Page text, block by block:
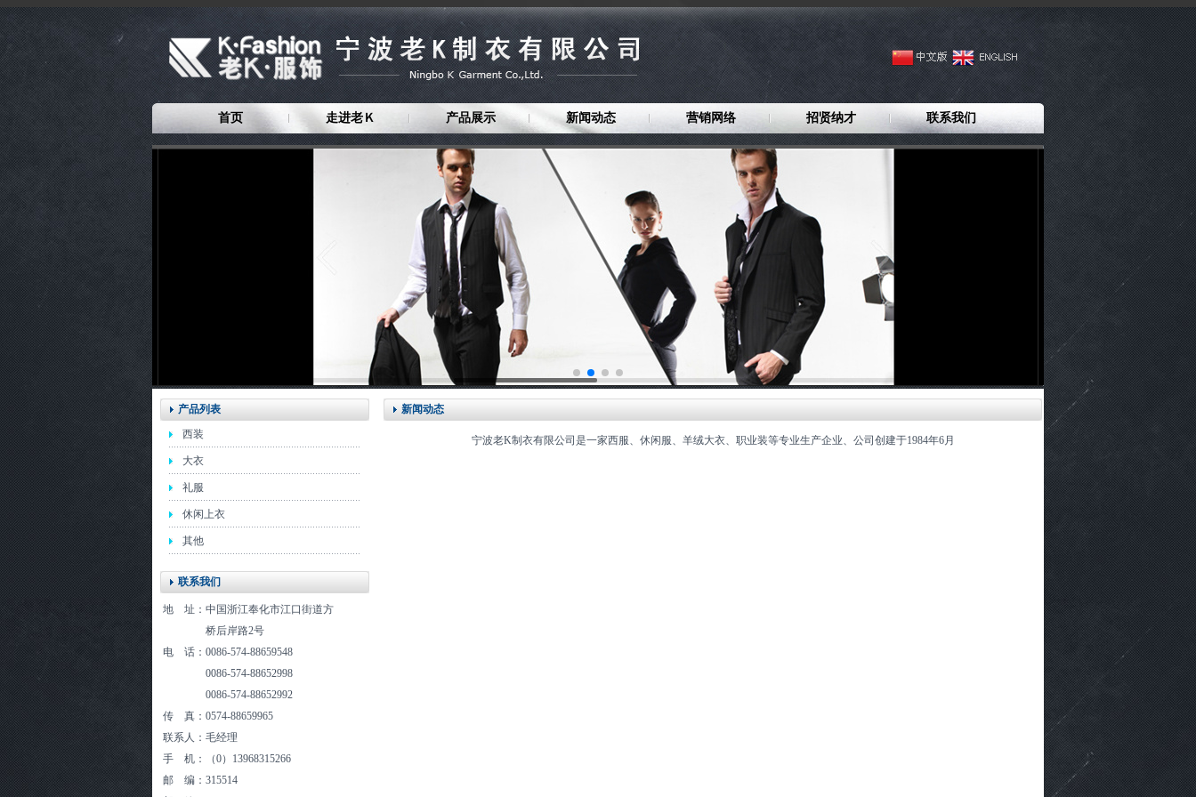
首页 走进老Ｋ 产品展示 新闻动态 营销网络 招贤纳才 联系我们
产品列表
西装
大衣
礼服
休闲上衣
其他
联系我们
地 址：中国浙江奉化市江口街道方
桥后岸路2号
电 话：0086-574-88659548
0086-574-88652998
0086-574-88652992
传 真：0574-88659965
联系人：毛经理
手 机：（0）13968315266
邮 编：315514
新闻动态
宁波老K制衣有限公司是一家西服、休闲服、羊绒大衣、职业装等专业生产企业、公司创建于1984年6月